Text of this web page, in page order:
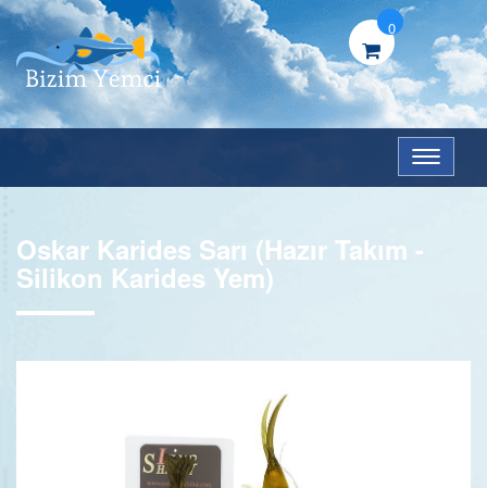
0
Menü
Oskar Karides Sarı (Hazır Takım -
Silikon Karides Yem)